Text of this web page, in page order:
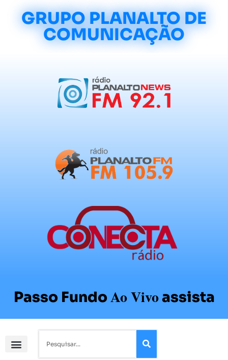
GRUPO PLANALTO DE
COMUNICAÇÃO
Passo FundoAo Vivoassista